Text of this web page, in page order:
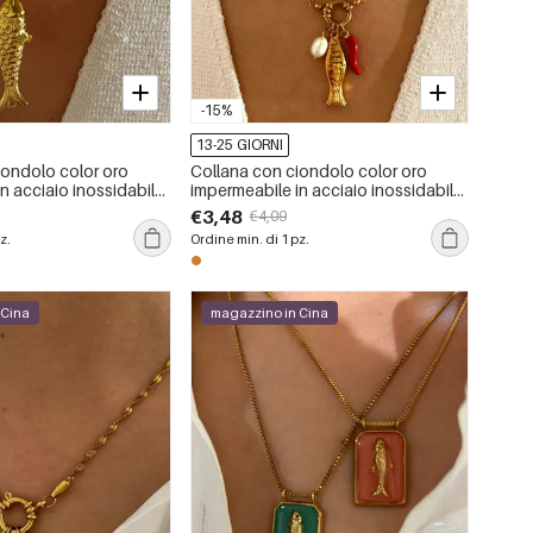
color oro
acciaio inossidabile
1 pezzo
-15%
13-25 GIORNI
Collana con ciondolo color oro
impermeabile in acciaio inossidabile
a forma di pesce, 1 pezzo
€3,48 €4,09
Ordine min. di 1 pz.
magazzino in Cina